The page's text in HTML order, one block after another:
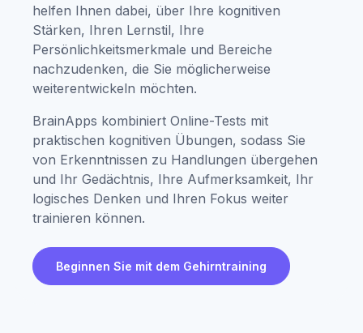
helfen Ihnen dabei, über Ihre kognitiven
Stärken, Ihren Lernstil, Ihre
Persönlichkeitsmerkmale und Bereiche
nachzudenken, die Sie möglicherweise
weiterentwickeln möchten.
BrainApps kombiniert Online-Tests mit
praktischen kognitiven Übungen, sodass Sie
von Erkenntnissen zu Handlungen übergehen
und Ihr Gedächtnis, Ihre Aufmerksamkeit, Ihr
logisches Denken und Ihren Fokus weiter
trainieren können.
Beginnen Sie mit dem Gehirntraining